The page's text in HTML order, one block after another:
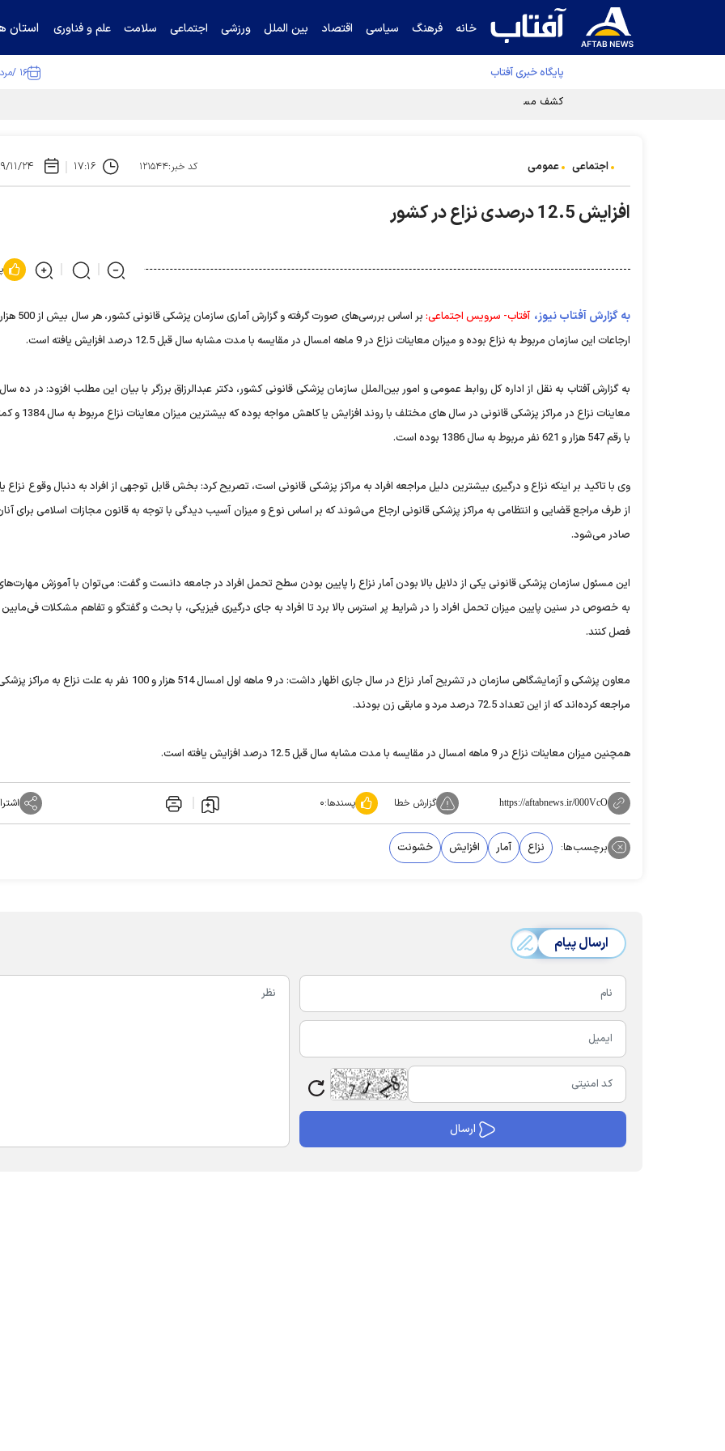
خانه فرهنگ سیاسی اقتصاد بین الملل ورزشی اجتماعی سلامت علم و فناوری استان
پایگاه خبری آفتاب ۱۶ /مرداد /۱۴۰۵
کشف مسیر توقف‌ناپذیری سلول‌های سرطانی
اجتماعی عمومی کد خبر:۱۲۱۵۴۴ ۱۷:۱۶ ۱۳۸۹/
افزایش 12.5 درصدی نزاع در کشور
به گزارش آفتاب نیوز، آفتاب- سرویس اجتماعی:
بر اساس بررسی‌های صورت
ارجاعات این سازمان مربوط به نزاع بوده و میزان معاینات نزاع در 9 ماهه امسال در مقایسه با مدت مشابه سال قبل 12.5 درصد افزایش یافته است.
به گزارش آفتاب به نقل از اداره کل روابط عمومی و امور بین‌الملل سازمان پزشکی قانونی کشور، دکتر عبدالرزاق برزگر با بیان این مطلب افزود: در ده
معاینات نزاع در مراکز پزشکی قانونی در سال های
با رقم 547 هزار و 621 نفر مربوط به سال 1386 بوده است.
وی با تاکید بر اینکه نزاع و درگیری بیشترین دلیل مراجعه افراد به مراکز پزشکی قانونی است، تصریح کرد: بخش قابل توجهی از افراد به دنبال وقوع نزاع
از طرف مراجع قضایی و انتظامی به مراکز پزشکی قانونی ارجاع می‌شوند که بر اساس نوع و میزان آسیب دیدگی با توجه به قانون مجازات اسلامی برای
صادر می‌‌شود.
این مسئول سازمان پزشکی قانونی یکی از دلایل بالا بودن آمار نزاع را پایین بودن سطح تحمل افراد در جامعه دانست و گفت: می‌توان با آموزش
به خصوص در سنین پایین میزان تحمل افراد را در شرایط پر استرس بالا برد تا افراد به جای درگیری فیزیکی، با بحث و گفتگو و تفاهم مشکلات
فصل کنند.
معاون پزشکی و آزمایشگاهی سازمان در تشریح آمار نزاع در سال جاری اظهار داشت: در 9 ماهه اول امسال 514 هزار و 100 نفر
مراجعه کرده‌اند که از این تعداد 72.5 درصد مرد و مابقی زن بودند.
همچنین میزان معاینات نزاع در 9 ماهه امسال در مقایسه با مدت مشابه سال قبل 12.5 درصد افزایش یافته است.
https://aftabnews.ir/000VcO گزارش خطا پسندها:۰
برچسب‌ها: نزاع آمار افزایش خشونت
ارسال پیام